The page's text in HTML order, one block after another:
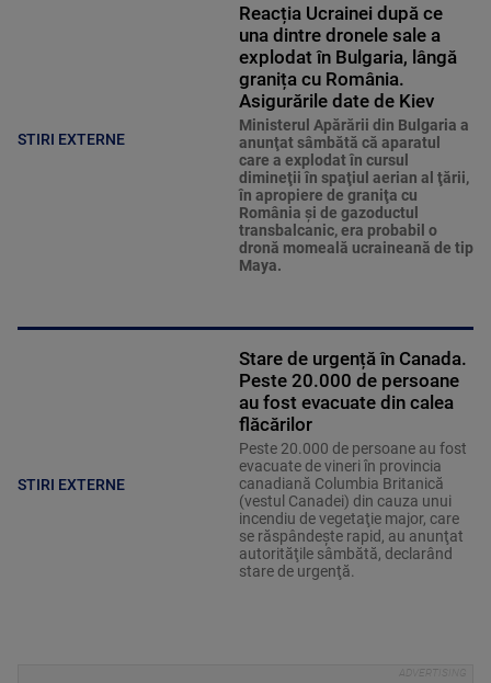
STIRI EXTERNE
Reacția Ucrainei după ce
una dintre dronele sale a
explodat în Bulgaria, lângă
granița cu România.
Asigurările date de Kiev
Ministerul Apărării din Bulgaria a
anunţat sâmbătă că aparatul
care a explodat în cursul
dimineţii în spaţiul aerian al ţării,
în apropiere de graniţa cu
România şi de gazoductul
transbalcanic, era probabil o
dronă momeală ucraineană de tip
Maya.
STIRI EXTERNE
Stare de urgență în Canada.
Peste 20.000 de persoane
au fost evacuate din calea
flăcărilor
Peste 20.000 de persoane au fost
evacuate de vineri în provincia
canadiană Columbia Britanică
(vestul Canadei) din cauza unui
incendiu de vegetaţie major, care
se răspândeşte rapid, au anunţat
autorităţile sâmbătă, declarând
stare de urgenţă.